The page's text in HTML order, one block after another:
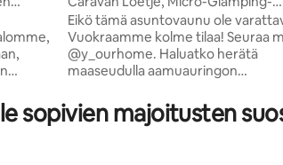
jokialue.
Eikö tämä asuntovaunu ole
Vuokraamme kolme tilaa! Seuraa
@y_ourhome. Haluatko herätä
maaseudulla aamuauringon
ihanan kohteemme kanssasi.
Kohteessamme on eläimiä,
sopivien majoitusten